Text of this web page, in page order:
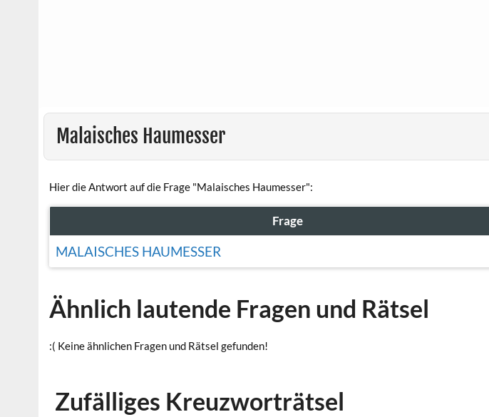
Malaisches Haumesser
Hier die Antwort auf die Frage "Malaisches Haumesser":
Frage
MALAISCHES HAUMESSER
Ähnlich lautende Fragen und Rätsel
:( Keine ähnlichen Fragen und Rätsel gefunden!
Zufälliges Kreuzworträtsel